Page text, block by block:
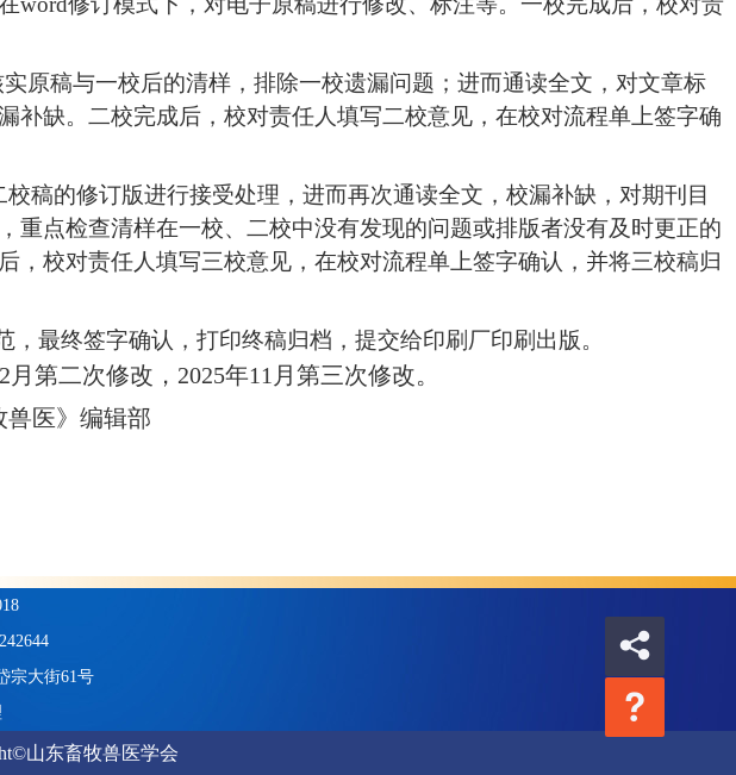
原稿与一校后的清样， 排除一校遗漏问题；进而通读全文，对文章标
缺。二校完成后，校对责任人填写二校意见，在校对流程单上签字确
稿的修订版进行接受处理，进而再次通读全文，校漏补缺，对期刊目
重点检查清样在一校、二校中没有发现的问题或排版者没有及时更正的
，校对责任人填写三校意见，在校对流程单上签字确认，并将三校稿归
最终签字确认，打印终稿归档，提交给印刷厂印刷出版。
月第二次修改，2025年11月第三次修改。
兽医》编辑部
宗大街61号
山东畜牧兽医学会